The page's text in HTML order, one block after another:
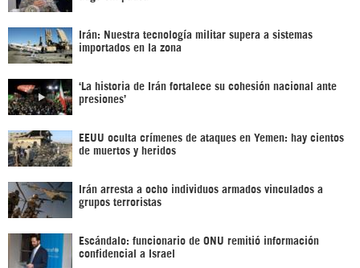
Irán: Nuestra tecnología militar supera a sistemas
importados en la zona
‘La historia de Irán fortalece su cohesión nacional ante
presiones’
EEUU oculta crímenes de ataques en Yemen: hay cientos
de muertos y heridos
Irán arresta a ocho individuos armados vinculados a
grupos terroristas
Escándalo: funcionario de ONU remitió información
confidencial a Israel